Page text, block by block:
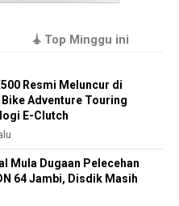
Top Minggu ini
Resmi Meluncur di
Bike Adventure Touring
E-Clutch
Mula Dugaan Pelecehan
64 Jambi, Disdik Masih